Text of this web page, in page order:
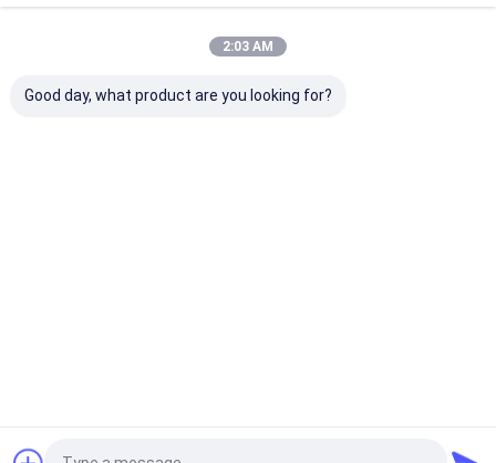
sayfa
ulaşın
Site
Site Haritası
Privacy Policy
Reserved.
2:03 AM
Good day, what product are you looking for?